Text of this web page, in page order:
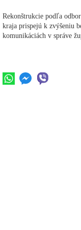
Rekonštrukcie podľa
kraja prispejú k zvýšeniu
komunikáciách v správe